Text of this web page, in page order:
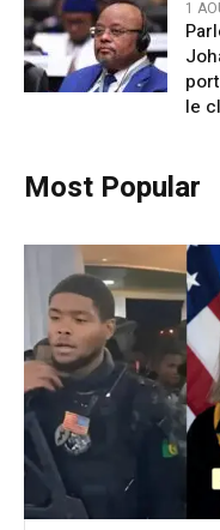
1
le
Most Popular